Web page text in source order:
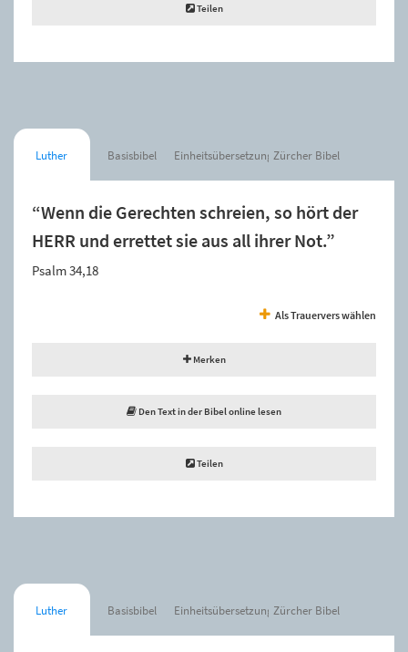
Teilen
Luther Basisbibel Einheitsübersetzung Zürcher Bibel
“Wenn die Gerechten schreien, so hört der
HERR und errettet sie aus all ihrer Not.”
Psalm 34,18
Als Trauervers wählen
Merken
Den Text in der Bibel online lesen
Teilen
Luther Basisbibel Einheitsübersetzung Zürcher Bibel